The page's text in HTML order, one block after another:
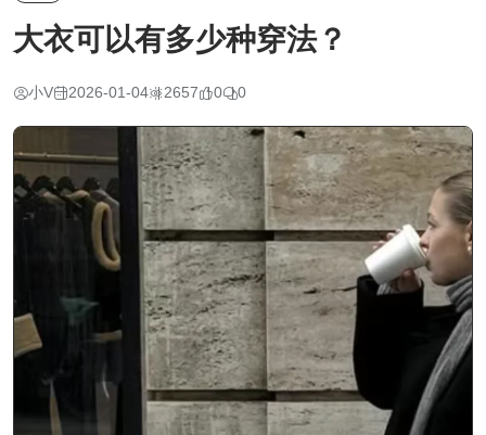
大衣可以有多少种穿法？
小V 2026-01-04 2657 0 0